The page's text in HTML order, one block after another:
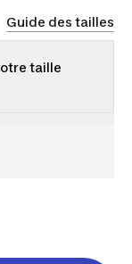
Guide des tailles
taille